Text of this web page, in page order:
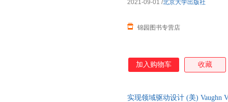
锦园图书专营店
2021-09-01 /北京大学出版社
加入购物车 收藏
实现领域驱动设计 (美) Vaughn